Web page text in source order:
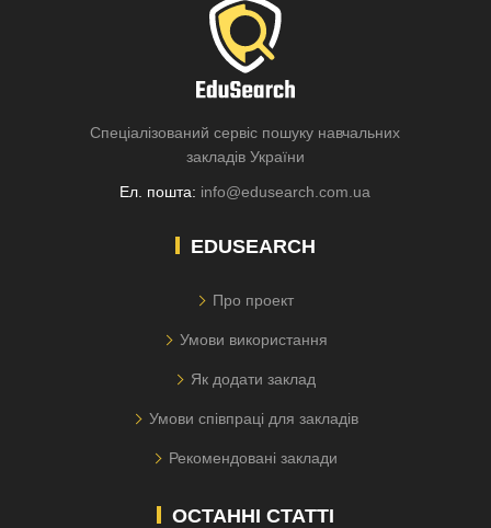
Спеціалізований сервіс пошуку навчальних
закладів України
Ел. пошта: info@edusearch.com.ua
EDUSEARCH
Про проект
Умови використання
Як додати заклад
Умови співпраці для закладів
Рекомендовані заклади
ОСТАННІ СТАТТІ